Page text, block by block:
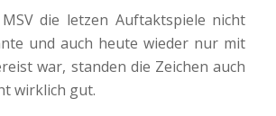
die letzen Auftaktspiele nicht
und auch heute wieder nur mit
war, standen die Zeichen auch
wirklich gut.